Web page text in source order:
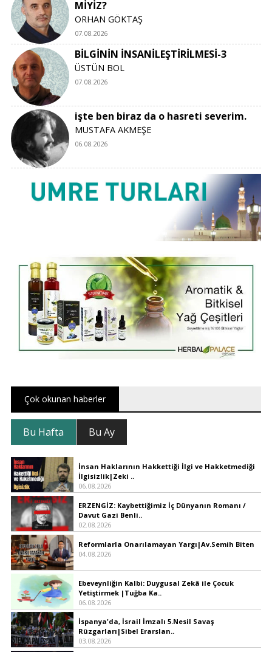
MİYİZ?
ORHAN GÖKTAŞ
07.08.2026
BİLGİNİN İNSANİLEŞTİRİLMESİ-3
ÜSTÜN BOL
07.08.2026
işte ben biraz da o hasreti severim.
MUSTAFA AKMEŞE
06.08.2026
Çok okunan haberler
Bu Hafta Bu Ay
İnsan Haklarının Hakkettiği İlgi ve Hakketmediği
İlgisizlik|Zeki ..
06.08.2026
ERZENGİZ: Kaybettiğimiz İç Dünyanın Romanı /
Davut Gazi Benli..
02.08.2026
Reformlarla Onarılamayan Yargı|Av.Semih Biten
04.08.2026
Ebeveynliğin Kalbi: Duygusal Zekâ ile Çocuk
Yetiştirmek |Tuğba Ka..
06.08.2026
İspanya'da, İsrail İmzalı 5.Nesil Savaş
Rüzgarları|Sibel Erarslan..
03.08.2026